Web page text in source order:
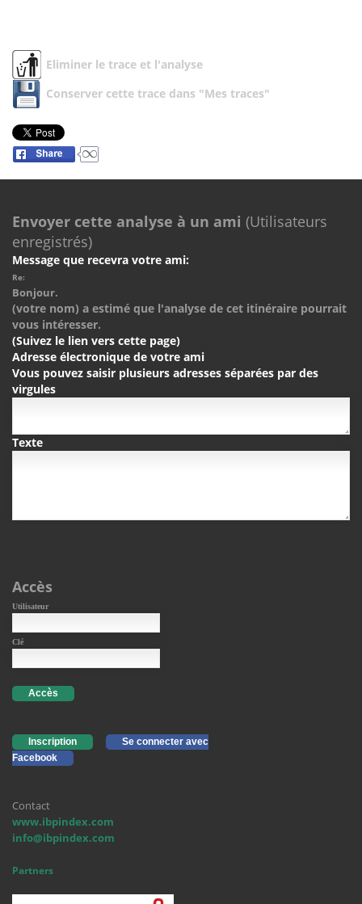
Eliminer le trace et l'analyse
Conserver cette trace dans "Mes traces"
Envoyer cette analyse à un ami (Utilisateurs
enregistrés)
Message que recevra votre ami:
Re:
Bonjour.
(votre nom) a estimé que l'analyse de cet itinéraire pourrait
vous intéresser.
(Suivez le lien vers cette page)
Adresse électronique de votre ami
Vous pouvez saisir plusieurs adresses séparées par des
virgules
Texte
Accès
Utilisateur
Clé
Accès
Inscription
Se connecter avec
Facebook
Contact
www.ibpindex.com
info@ibpindex.com
Partners